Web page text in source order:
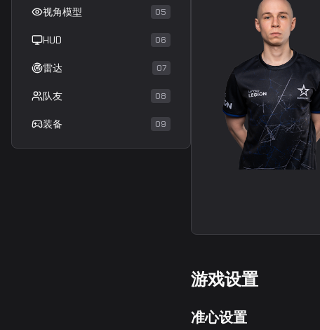
视角模型 05
HUD 06
雷达 07
队友 08
装备 09
游戏设置
准心设置